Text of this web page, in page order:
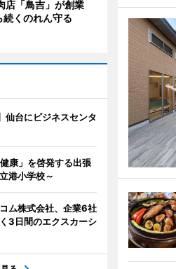
店「鳥吉」が創業
くのれん守る
仙台にビジネスセンタ
康」を啓発する出張
港小学校～
ム株式会社、企業6社
3日間のエクスカーシ